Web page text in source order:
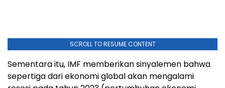
SCROLL TO RESUME CONTENT
Sementara itu, IMF memberikan sinyalemen bahwa
sepertiga dari ekonomi global akan mengalami